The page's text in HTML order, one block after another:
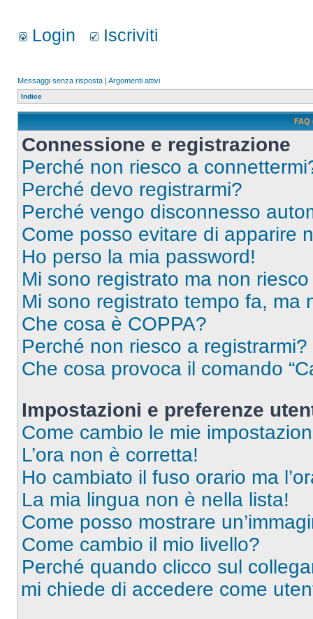
Login Iscriviti
Messaggi senza risposta | Argomenti attivi
Indice
FAQ
Connessione e registrazione
Perché non riesco a
Perché devo registrarmi?
Perché vengo disconnesso
Come posso evitare di apparire
Ho perso la mia password!
Mi sono registrato ma non
Mi sono registrato tempo fa, ma
Che cosa è COPPA?
Perché non riesco a registrarmi?
Che cosa provoca il comando
Impostazioni e preferenze
Come cambio le mie
L’ora non è corretta!
Ho cambiato il fuso orario ma
La mia lingua non è nella lista!
Come posso mostrare
Come cambio il mio livello?
Perché quando clicco sul
mi chiede di accedere come